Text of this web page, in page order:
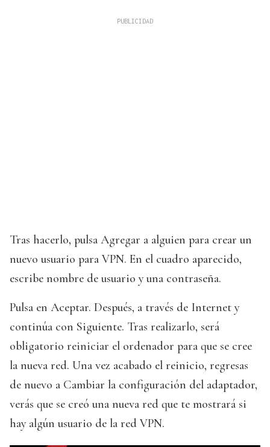
Tras hacerlo, pulsa Agregar a alguien para crear un
nuevo usuario para VPN. En el cuadro aparecido,
escribe nombre de usuario y una contraseña.
Pulsa en Aceptar. Después, a través de Internet y
continúa con Siguiente. Tras realizarlo, será
obligatorio reiniciar el ordenador para que se cree
la nueva red. Una vez acabado el reinicio, regresas
de nuevo a Cambiar la configuración del adaptador,
verás que se creó una nueva red que te mostrará si
hay algún usuario de la red VPN.